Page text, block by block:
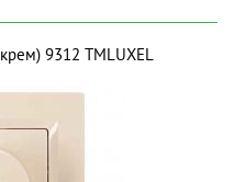
9312 ТМLUXEL